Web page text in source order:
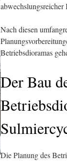
Nach diesen
Betriebsdioramas
Der Bau
Die Planung des